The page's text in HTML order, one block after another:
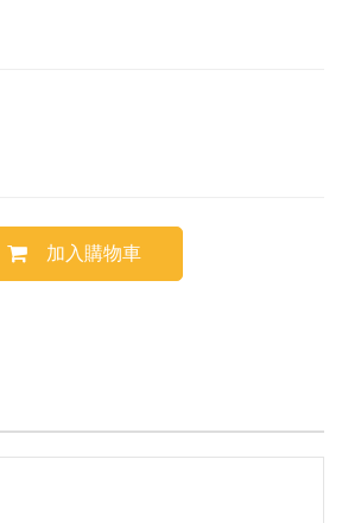
加入購物車